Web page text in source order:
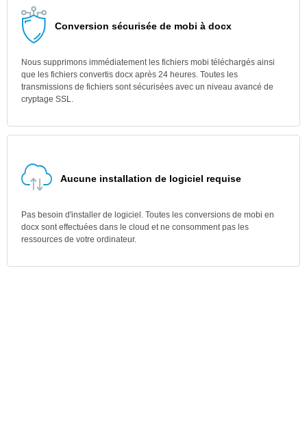
Conversion sécurisée de mobi à docx
Nous supprimons immédiatement les fichiers mobi téléchargés ainsi
que les fichiers convertis docx après 24 heures. Toutes les
transmissions de fichiers sont sécurisées avec un niveau avancé de
cryptage SSL.
Aucune installation de logiciel requise
Pas besoin d'installer de logiciel. Toutes les conversions de mobi en
docx sont effectuées dans le cloud et ne consomment pas les
ressources de votre ordinateur.